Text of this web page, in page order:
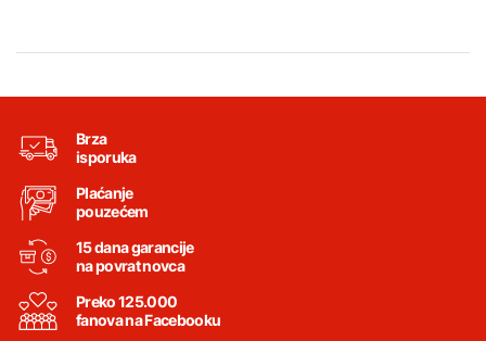
Brza
isporuka
Plaćanje
pouzećem
15 dana garancije
na povrat novca
Preko 125.000
fanova na Facebooku